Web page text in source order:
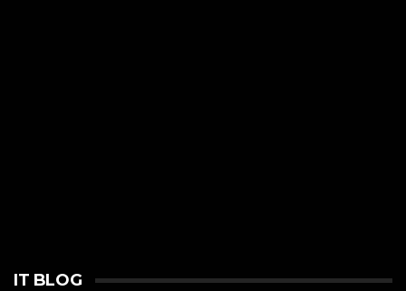
IT BLOG